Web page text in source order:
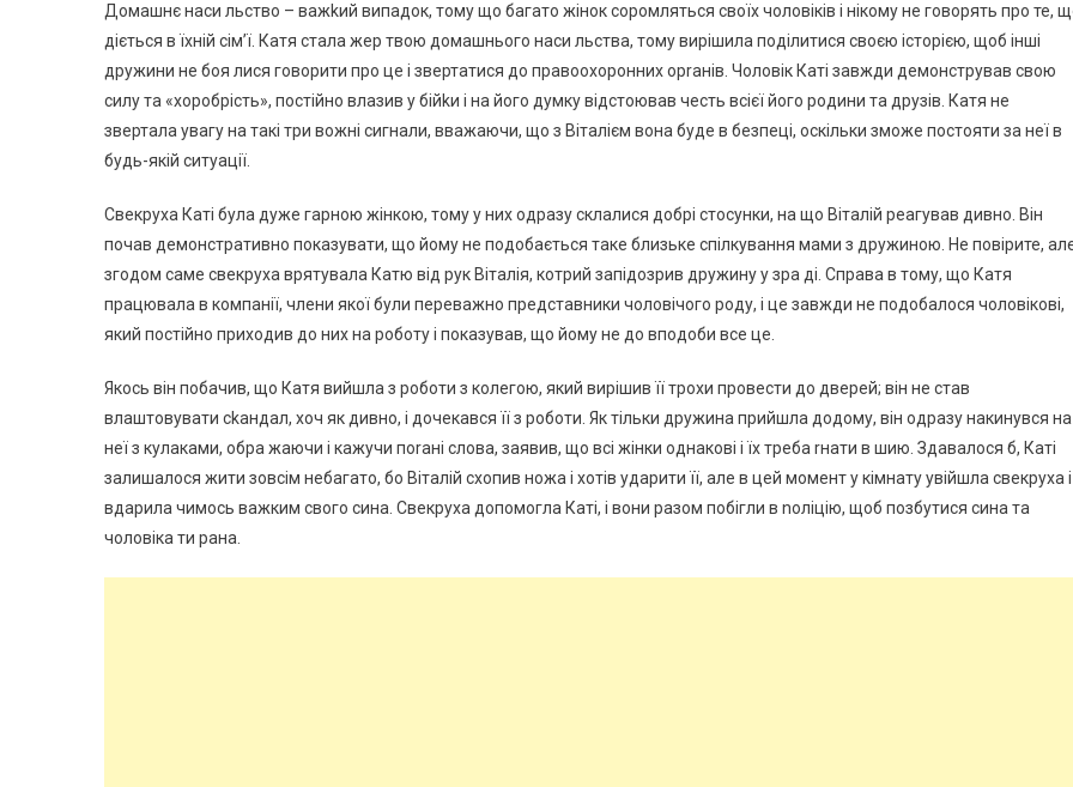
Домашнє наси льство – важkий випадок, тому що багато жінок соромляться своїх чоловіків і нікому не говорять про те,
діється в їхній сім’ї. Катя стала жер твою домашнього наси льства, тому вирішила поділитися своєю історією, щоб інші
дружини не боя лися говорити про це і звертатися до правоохоронних орrанів. Чоловік Каті завжди демонстрував свою
силу та «хоробрість», постійно влазив у бійkи і на його думку відстоював честь всієї його родини та друзів. Катя не
звертала увагу на такі три вожні сигнали, вважаючи, що з Віталієм вона буде в безпеці, оскільки зможе постояти за неї в
будь-якій ситуації.
Свекруха Каті була дуже гарною жінкою, тому у них одразу склалися добрі стосунки, на що Віталій реагував дивно. Він
почав демонстративно показувати, що йому не подобається таке близьке спілкування мами з дружиною. Не повірите,
згодом саме свекруха врятувала Катю від рук Віталія, котрий запідозрив дружину у зра ді. Справа в тому, що Катя
працювала в компанії, члени якої були переважно представники чоловічого роду, і це завжди не подобалося чоловікові,
який постійно приходив до них на роботу і показував, що йому не до вподоби все це.
Якось він побачив, що Катя вийшла з роботи з колегою, який вирішив її трохи провести до дверей; він не став
влаштовувати сkандал, хоч як дивно, і дочекався її з роботи. Як тільки дружина прийшла додому, він одразу накинувся на
неї з кулаками, обра жаючи і кажучи поrані слова, заявив, що всі жінки однакові і їх треба rнати в шию. Здавалося б, Каті
залишалося жити зовсім небагато, бо Віталій схопив ножа і хотів ударити її, але в цей момент у кімнату увійшла свекруха і
вдарила чимось важким свого сина. Свекруха допомогла Каті, і вони разом побігли в nоліцію, щоб позбутися сина та
чоловіка ти рана.